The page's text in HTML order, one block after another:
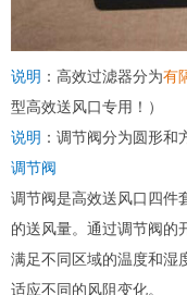
说明 ：高效过滤器分为有
型高效送风口专用！）
说明 ：调节阀分为圆形和
调节阀
调节阀是高效送风口四件
的送风量。通过调节阀的
满足不同区域的温度和湿
适应不同的风阻变化。